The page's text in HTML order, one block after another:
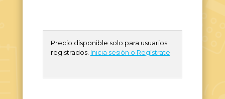
Precio disponible solo para usuarios
registrados. Inicia sesión o Regístrate